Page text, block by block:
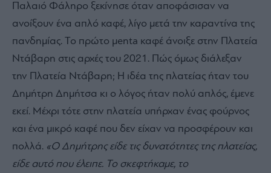
Παλαιό Φάληρο ξεκίνησε όταν αποφάσισαν να
ανοίξουν ένα απλό καφέ, λίγο μετά την καραντίνα της
πανδημίας. Το πρώτο μenta καφέ άνοιξε στην Πλατεία
Ντάβαρη στις αρχές του 2021. Πώς όμως διάλεξαν
την Πλατεία Ντάβαρη; Η ιδέα της πλατείας ήταν του
Δημήτρη Δημήτσα κι ο λόγος ήταν πολύ απλός, έμενε
εκεί. Μέχρι τότε στην πλατεία υπήρχαν ένας φούρνος
και ένα μικρό καφέ που δεν είχαν να προσφέρουν και
πολλά. «Ο Δημήτρης είδε τις δυνατότητες της πλατείας,
είδε αυτό που έλειπε. Το σκεφτήκαμε, το